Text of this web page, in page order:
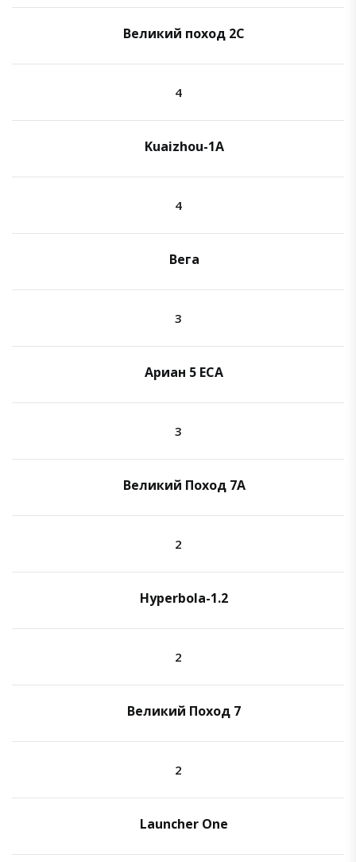
Великий поход 2C
4
Kuaizhou-1A
4
Вега
3
Ариан 5 ECA
3
Великий Поход 7A
2
Hyperbola-1.2
2
Великий Поход 7
2
Launcher One